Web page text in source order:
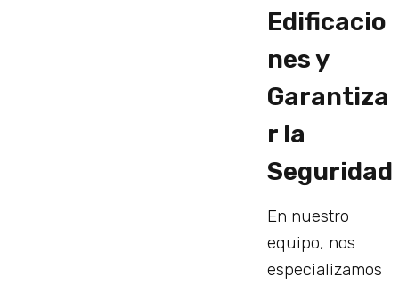
Edificacio
nes y
Garantiza
r la
Seguridad
En nuestro
equipo, nos
especializamos